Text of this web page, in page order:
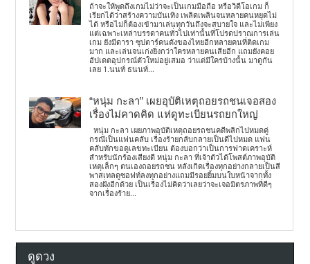
ถ้าจะให้พูดถึงเกมไม่ว่าจะเป็นเกมมือถือ หรือวิดีโอเกม ก็
เรียกได้ว่าสร้างความบันเทิง เพลิดเพลินจนหลายคนหยุดไม่
ได้ หรือไม่ก็ต้องเข้ามาเล่นทุกวันถึงจะสบายใจ และไม่เพียง
แต่เฉพาะเหล่าบรรดาคนทั่วไปเท่านั้นที่โปรดปราณการเล่น
เกม ยังมีดารา ซุปตาร์คนดังของไทยอีกหลายคนที่ติดเกม
มาก และเล่นจนเก่งยิ่งกว่าใครหลายคนเสียอีก แถมยังคอย
อัปเดตอุปกรณ์ตัวใหม่อยู่เสมอ ว่าแต่มีใครบ้างนั้น มาดูกัน
เลย 1.นนท์ ธนนท์...
“หนุ่ม กะลา” เผยอุบัติเหตุถอยรถชนเจอสอง
เรื่องไม่คาดคิด แห่ดูทะเบียนรถยกใหญ่
หนุ่ม กะลา เผยภาพอุบัติเหตุถอยรถชนคดีพลิกไปหมดคู่
กรณีเป็นแฟนคลับ เรื่องร้ายกลับกลายเป็นดีไปหมด แฟน
คลับทักขอดูเลขทะเบียน ต้องบอกว่าเป็นการฟาดเคราะห์
สำหรับนักร้องเสียงดี หนุ่ม กะลา ที่เจ้าตัวได้โพสต์ภาพอุบัติ
เหตุเล็กๆ ตนเองถอยรถชน หลังเกิดเรื่องทุกอย่างกลายเป็นสี
พาสเทลดูซอฟท์ลงทุกอย่างแถมมีรอยยิ้มบนใบหน้าจากทั้ง
สองฝั่งอีกด้วย เป็นเรื่องไม่คิดว่าเลยว่าจะเจอมิตรภาพที่ดีๆ
จากเรื่องร้าย...
ดูดวง